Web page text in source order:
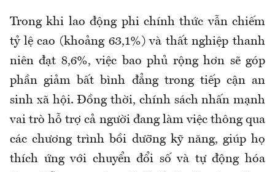
Trong khi lao động phi chính thức vẫn chiếm
tỷ lệ cao (khoảng 63,1%) và thất nghiệp thanh
niên đạt 8,6%, việc bao phủ rộng hơn sẽ góp
phần giảm bất bình đẳng trong tiếp cận an
sinh xã hội. Đồng thời, chính sách nhấn mạnh
vai trò hỗ trợ cả người đang làm việc thông qua
các chương trình bồi dưỡng kỹ năng, giúp họ
thích ứng với chuyển đổi số và tự động hóa